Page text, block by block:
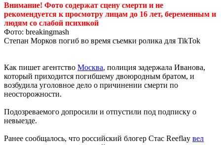
Внимание! Фото содержат сцену смерти и не
рекомендуется к просмотру лицам до 16 лет, беременным и
людям со слабой психикой
Фото: breakingmash
Степан Морков погиб во время съемки ролика для TikTok
Как пишет агентство Москва, полиция задержала Иванова,
который приходится погибшему двоюродным братом, и
возбудила уголовное дело о причинении смерти по
неосторожности.
Подозреваемого допросили и отпустили под подписку о
невыезде.
Ранее сообщалось, что российский блогер Стас Reeflay вел